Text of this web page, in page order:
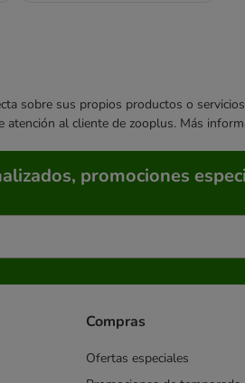
sobre sus propios productos o
al cliente de zooplus. Más
promociones
Compras
Ofertas especiales